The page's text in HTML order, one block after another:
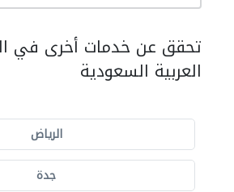
تحقق عن خدمات أخرى في
العربية السعودية
الرياض
جدة